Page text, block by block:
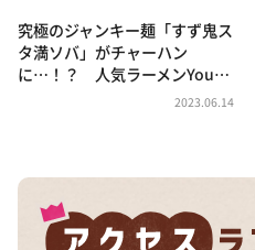
相席食堂
これ余談なんですけど・・
～人生密着トークバラエ
河合＆A.B.C-Z塚田×福井
（news おかえり）
究極のジャンキー麺「すず鬼ス
タ満ソバ」がチャーハン
に…！？ 人気ラーメンYou…
2023.06.14